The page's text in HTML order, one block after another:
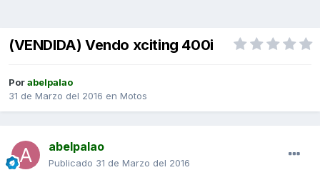
(VENDIDA) Vendo xciting 400i
Porabelpalao
31 de Marzo del 2016 en Motos
abelpalao
Publicado 31 de Marzo del 2016